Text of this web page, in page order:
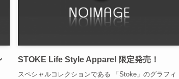
STOKE Life Style Apparel 限定発売！
スペシャルコレクションである 「Stoke」のグラフィ